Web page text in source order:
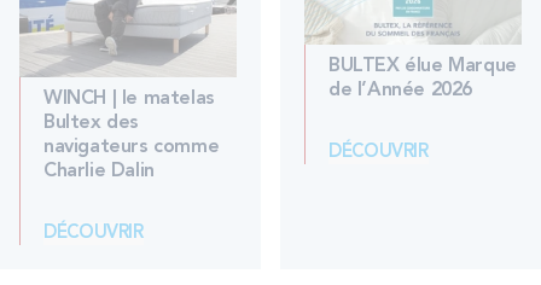
ENSEMBLES
ACCESSOIRES
WINCH | le matelas
Bultex des
navigateurs comme
Charlie Dalin
DÉCOUVRIR
BULTEX élue Marque
de l’Année 2026
DÉCOUVRIR